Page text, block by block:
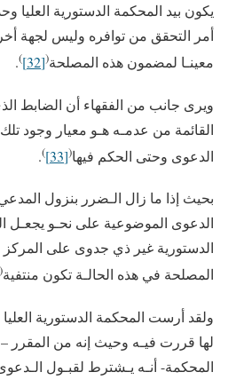
يكون بيد المحكمة الدستورية العليا
أمر التحقق من توافره وليس لجهة
معينـا لمضمون هذه المصلحة(
[32]
)
.
ويرى جانب من الفقهاء أن الضابط
القائمة من عدمـه هـو معيار وجود
الدعوى وحتى الحكم فيها(
[33]
)
.
بحيث إذا ما زال الـضرر بنزول
الدعوى الموضوعية على نحـو يجعـل
الدستورية غير ذي جدوى على المركز
المصلحة في هذه الحالـة تكون منتفية(
ولقد أرست المحكمة الدستورية
لها قررت فيـه وحيث إنه من
المحكمة- أنـه يـشترط لقبـول